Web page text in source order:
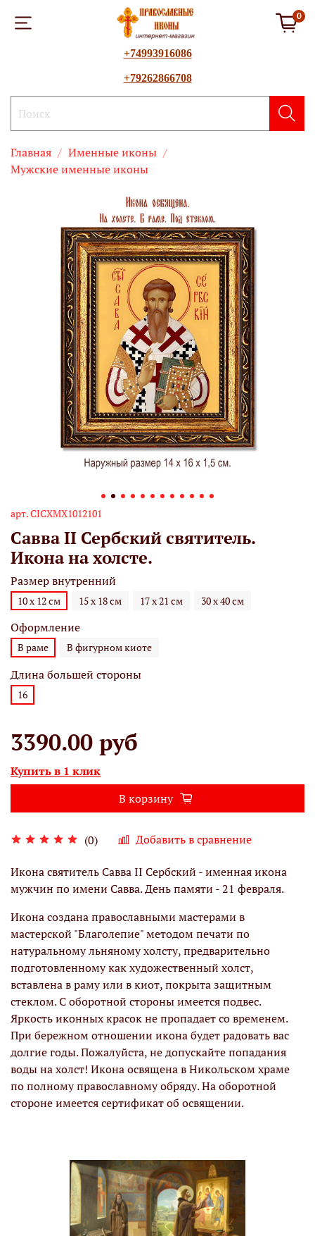
0
+74993916086
+79262866708
Главная
Именные иконы
Мужские именные иконы
арт.СIСХМХ1012101
Савва II Сербский святитель.
Икона на холсте.
(0) Добавить в сравнение
Размер внутренний
10 х 12 см 15 х 18 см 17 х 21 см 30 х 40 см
Оформление
В раме В фигурном киоте
Длина большей стороны
16
3390.00 руб
Купить в 1 клик
В корзину
Икона святитель Савва II Сербский - именная икона
мужчин по имени Савва. День памяти - 21 февраля.
Икона создана православными мастерами в
мастерской "Благолепие" методом печати по
натуральному льняному холсту, предварительно
подготовленному как художественный холст,
вставлена в раму или в киот, покрыта защитным
стеклом. С оборотной стороны имеется подвес.
Яркость иконных красок не пропадает со временем.
При бережном отношении икона будет радовать вас
долгие годы. Пожалуйста, не допускайте попадания
воды на холст! Икона освящена в Никольском храме
по полному православному обряду. На оборотной
стороне имеется сертификат об освящении.